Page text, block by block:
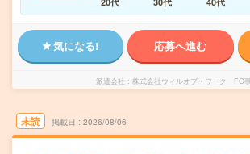
気になる! 応募へ進む
派遣会社 株式会社ウィルオブ・ワーク FO
未読 掲載日 2026/08/06